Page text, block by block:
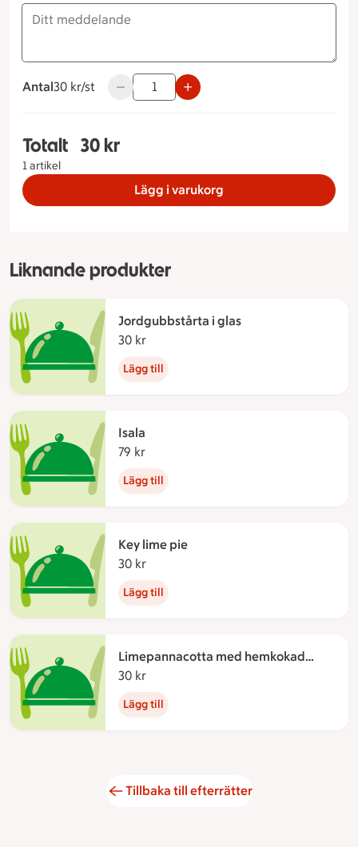
Antal
30 kronor styck
30 kr/st Använd knapparna för att minska eller
Totalt
1 artikel
Totalt 1 stycken Vaniljpannacotta, 30 kronor
30 kr
Lägg i varukorg
Liknande produkter
Jordgubbstårta i glas
30 kr
Lägg till
Isala
79 kr
Lägg till
Key lime pie
30 kr
Lägg till
Limepannacotta med hemkokad
kolasås
30 kr
Lägg till
Tillbaka till efterrätter